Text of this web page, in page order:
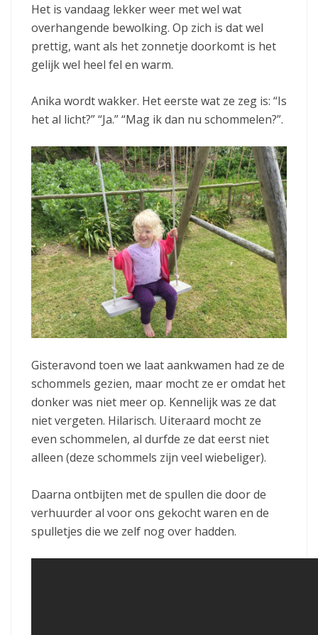
Het is vandaag lekker weer met wel wat
overhangende bewolking. Op zich is dat wel
prettig, want als het zonnetje doorkomt is het
gelijk wel heel fel en warm.
Anika wordt wakker. Het eerste wat ze zeg is: “Is
het al licht?” “Ja.” “Mag ik dan nu schommelen?”.
Gisteravond toen we laat aankwamen had ze de
schommels gezien, maar mocht ze er omdat het
donker was niet meer op. Kennelijk was ze dat
niet vergeten. Hilarisch. Uiteraard mocht ze
even schommelen, al durfde ze dat eerst niet
alleen (deze schommels zijn veel wiebeliger).
Daarna ontbijten met de spullen die door de
verhuurder al voor ons gekocht waren en de
spulletjes die we zelf nog over hadden.